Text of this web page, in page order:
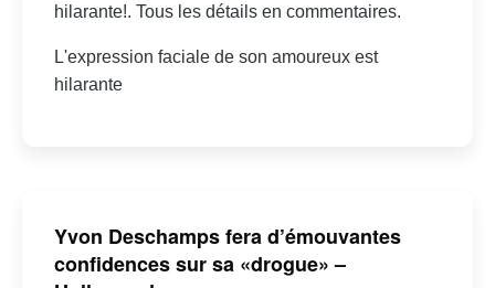
hilarante!. Tous les détails en commentaires.
L'expression faciale de son amoureux est
hilarante
Yvon Deschamps fera d’émouvantes
confidences sur sa «drogue» –